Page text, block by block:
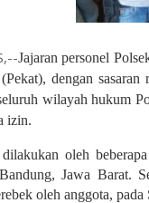
Jajaran personel
dengan
wilayah hukum
izin.
oleh
Jawa Barat.
oleh anggota,